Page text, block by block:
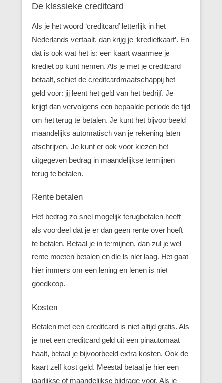
De klassieke creditcard
Als je het woord ‘creditcard’ letterlijk in het
Nederlands vertaalt, dan krijg je ‘kredietkaart’. En
dat is ook wat het is: een kaart waarmee je
krediet op kunt nemen. Als je met je creditcard
betaalt, schiet de creditcardmaatschappij het
geld voor: jij leent het geld van het bedrijf. Je
krijgt dan vervolgens een bepaalde periode de tijd
om het terug te betalen. Je kunt het bijvoorbeeld
maandelijks automatisch van je rekening laten
afschrijven. Je kunt er ook voor kiezen het
uitgegeven bedrag in maandelijkse termijnen
terug te betalen.
Rente betalen
Het bedrag zo snel mogelijk terugbetalen heeft
als voordeel dat je er dan geen rente over hoeft
te betalen. Betaal je in termijnen, dan zul je wel
rente moeten betalen en die is niet laag. Het gaat
hier immers om een lening en lenen is niet
goedkoop.
Kosten
Betalen met een creditcard is niet altijd gratis. Als
je met een creditcard geld uit een pinautomaat
haalt, betaal je bijvoorbeeld extra kosten. Ook de
kaart zelf kost geld. Meestal betaal je hier een
jaarlijkse of maandelijkse bijdrage voor. Als je